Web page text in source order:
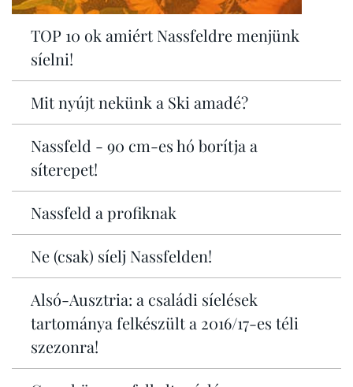
TOP 10 ok amiért Nassfeldre menjünk
síelni!
Mit nyújt nekünk a Ski amadé?
Nassfeld - 90 cm-es hó borítja a
síterepet!
Nassfeld a profiknak
Ne (csak) síelj Nassfelden!
Alsó-Ausztria: a családi síelések
tartománya felkészült a 2016/17-es téli
szezonra!